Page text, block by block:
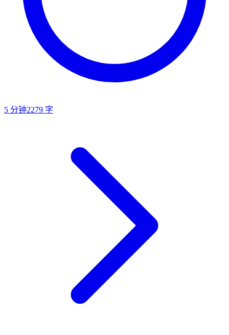
5 分钟2279 字